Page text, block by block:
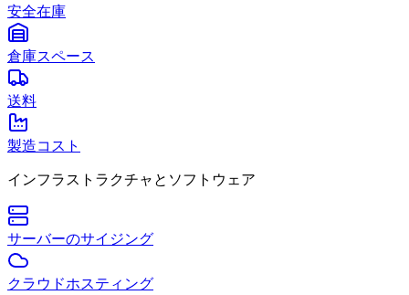
安全在庫
倉庫スペース
送料
製造コスト
インフラストラクチャとソフトウェア
サーバーのサイジング
クラウドホスティング